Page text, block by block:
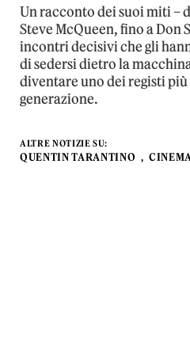
Un racconto dei suoi miti –
Steve McQueen, fino a Don
incontri decisivi che gli
di sedersi dietro la
diventare uno dei registi
generazione.
ALTRE NOTIZIE SU:
QUENTIN TARANTINO